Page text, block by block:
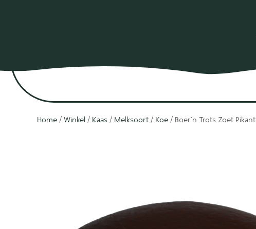
Home / Winkel / Kaas / Melksoort / Koe / Boer’n Trots Zoet Pikant